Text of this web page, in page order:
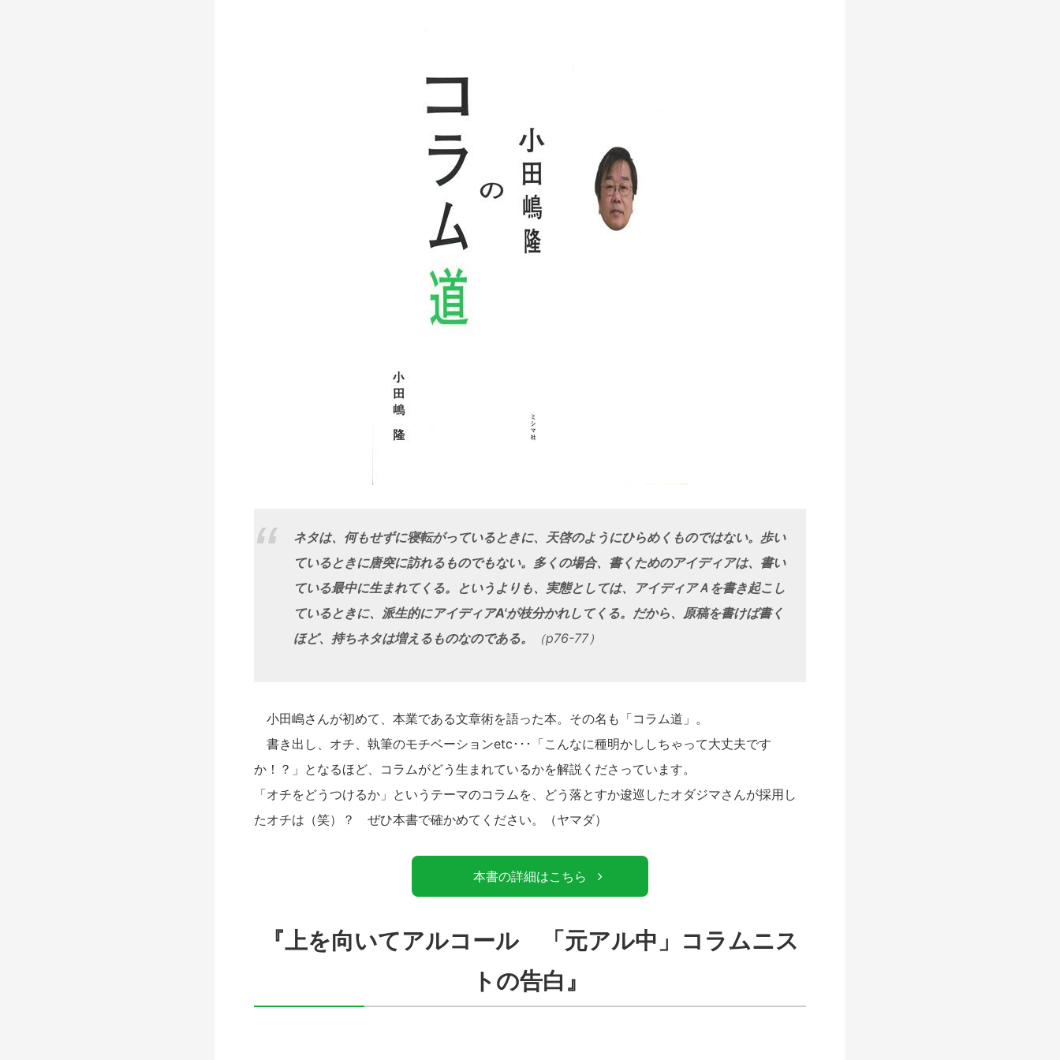
ネタは、何もせずに寝転がっているときに、天啓のようにひらめくものではない。歩い
ているときに唐突に訪れるものでもない。多くの場合、書くためのアイディアは、書い
ている最中に生まれてくる。というよりも、実態としては、アイディアＡを書き起こし
ているときに、派生的にアイディアA'が枝分かれしてくる。だから、原稿を書けば書く
ほど、持ちネタは増えるものなのである。
（p76-77）
小田嶋さんが初めて、本業である文章術を語った本。その名も「コラム道」。
書き出し、オチ、執筆のモチベーションetc･･･「こんなに種明かししちゃって大丈夫です
か！？」となるほど、コラムがどう生まれているかを解説くださっています。
「オチをどうつけるか」というテーマのコラムを、どう落とすか逡巡したオダジマさんが採用し
たオチは（笑）？ ぜひ本書で確かめてください。（ヤマダ）
本書の詳細はこちら
『上を向いてアルコール 「元アル中」コラムニス
トの告白』